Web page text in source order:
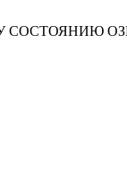
СОСТОЯНИЮ